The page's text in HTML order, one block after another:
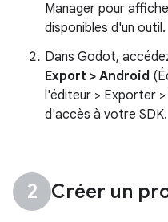
Manager pour
disponibles d'un outil.
Dans Godot,
Export > Android
l'éditeur > Exporter
d'accès à votre SDK.
Créer un